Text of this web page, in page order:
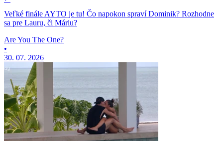
Veľké finále AYTO je tu! Čo napokon spraví Dominik? Rozhodne
sa pre Lauru, či Máriu?
Are You The One?
•
30. 07. 2026